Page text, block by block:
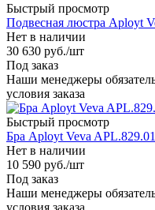
Быстрый просмотр
Подвесная люстра Aployt
Нет в наличии
30 630 руб./шт
Под заказ
Наши менеджеры
условия заказа
Быстрый просмотр
Бра Aployt Veva
Нет в наличии
10 590 руб./шт
Под заказ
Наши менеджеры
условия заказа